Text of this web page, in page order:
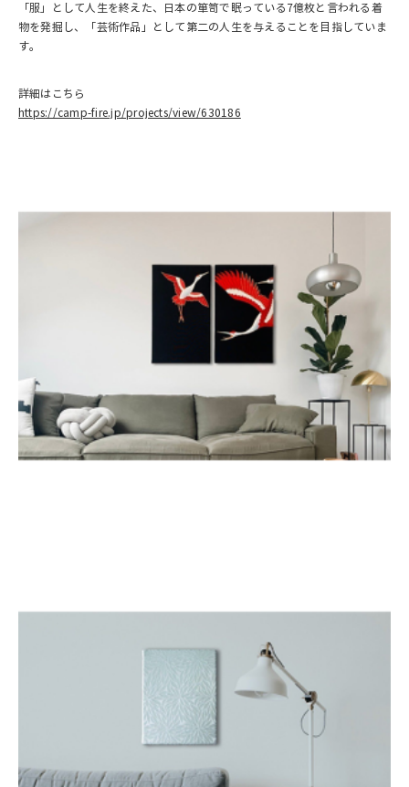
「服」として人生を終えた、日本の箪笥で眠っている7億枚と言われる着
物を発掘し、「芸術作品」として第二の人生を与えることを目指していま
す。
詳細はこちら
https://camp-fire.jp/projects/view/630186